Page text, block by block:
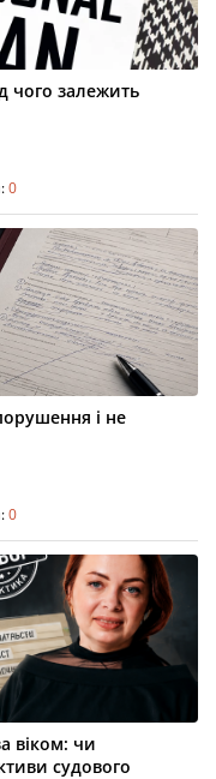
чого залежить
0
і не
0
віком: чи
судового